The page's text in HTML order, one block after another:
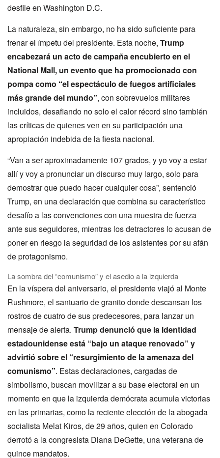
desfile en Washington D.C.
La naturaleza, sin embargo, no ha sido suficiente para
frenar el ímpetu del presidente. Esta noche, Trump
encabezará un acto de campaña encubierto en el
National Mall, un evento que ha promocionado con
pompa como “el espectáculo de fuegos artificiales
más grande del mundo”, con sobrevuelos militares
incluidos, desafiando no solo el calor récord sino también
las críticas de quienes ven en su participación una
apropiación indebida de la fiesta nacional.
“Van a ser aproximadamente 107 grados, y yo voy a estar
allí y voy a pronunciar un discurso muy largo, solo para
demostrar que puedo hacer cualquier cosa”, sentenció
Trump, en una declaración que combina su característico
desafío a las convenciones con una muestra de fuerza
ante sus seguidores, mientras los detractores lo acusan de
poner en riesgo la seguridad de los asistentes por su afán
de protagonismo.
La sombra del “comunismo” y el asedio a la izquierda
En la víspera del aniversario, el presidente viajó al Monte
Rushmore, el santuario de granito donde descansan los
rostros de cuatro de sus predecesores, para lanzar un
mensaje de alerta. Trump denunció que la identidad
estadounidense está “bajo un ataque renovado” y
advirtió sobre el “resurgimiento de la amenaza del
comunismo”. Estas declaraciones, cargadas de
simbolismo, buscan movilizar a su base electoral en un
momento en que la izquierda demócrata acumula victorias
en las primarias, como la reciente elección de la abogada
socialista Melat Kiros, de 29 años, quien en Colorado
derrotó a la congresista Diana DeGette, una veterana de
quince mandatos.